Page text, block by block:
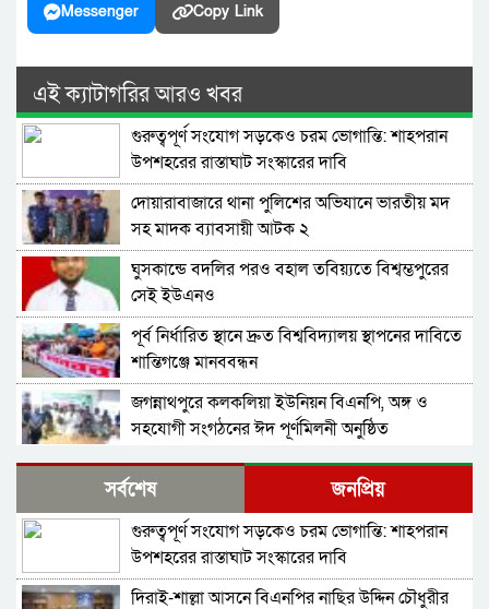
Messenger Copy Link
এই ক্যাটাগরির আরও খবর
গুরুত্বপূর্ণ সংযোগ সড়কেও চরম ভোগান্তি: শাহপরান
উপশহরের রাস্তাঘাট সংস্কারের দাবি
দোয়ারাবাজারে থানা পুলিশের অভিযানে ভারতীয় মদ
সহ মাদক ব্যাবসায়ী আটক ২
ঘুসকান্ডে বদলির পরও বহাল তবিয়্যতে বিশ্বম্ভপুরের
সেই ইউএনও
পূর্ব নির্ধারিত স্থানে দ্রুত বিশ্ববিদ্যালয় স্থাপনের দাবিতে
শান্তিগঞ্জে মানববন্ধন
জগন্নাথপুরে কলকলিয়া ইউনিয়ন বিএনপি, অঙ্গ ও
সহযোগী সংগঠনের ঈদ পূর্ণমিলনী অনুষ্ঠিত
বাংলাদেশ জামায়াতে ইসলামীর আমির ডা. শফিকুর
রহমান বলেছেন গণহত্যার বিচার করতে হবে
নিখোঁজ সংবাদ
ই-সিম বাংলাদেশে পিছিয়ে কেন?
সর্বশেষ জনপ্রিয়
গুরুত্বপূর্ণ সংযোগ সড়কেও চরম ভোগান্তি: শাহপরান
উপশহরের রাস্তাঘাট সংস্কারের দাবি
দিরাই-শাল্লা আসনে বিএনপির নাছির উদ্দিন চৌধুরীর